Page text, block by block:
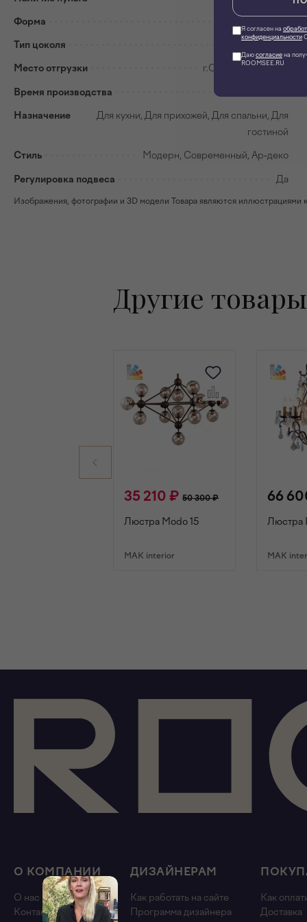
Форма
Тип цоколя
Место отгрузки г.Санкт-Петербург
Время производства
Назначение
Для кухни, Для прихожей, Для спальни, Для
гостиной
Стиль Модерн, Современный, Ар-деко
Регулировка подвеса Да
Изображения, фотографии и 3D модели Товара являются иллюстрациями
Другие
35 210 ₽ 50 300 ₽
Люстра Modo 15
MAK interior
66
Люстра
MAK
О КОМПАНИИ
О нас
Контакты
ДИЗАЙНЕРАМ
Как работать на сайте
Программа дизайнера
Как
Доставка
Я согласен на
конфиденциальности
Даюсогласиена
ROOMSEE.RU